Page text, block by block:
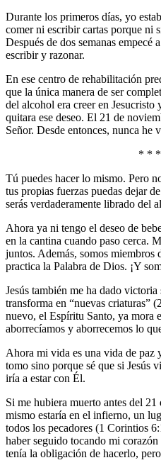
Durante los primeros días, yo
comer ni escribir cartas porque ni
Después de dos semanas empecé
escribir y razonar.
En ese centro de rehabilitación
que la única manera de ser
del alcohol era creer en
quitara ese deseo. El 21 de
Señor. Desde entonces, nunca he
* *
Tú puedes hacer lo mismo. Pero
tus propias fuerzas puedas dejar
serás verdaderamente librado del
Ahora ya ni tengo el deseo de
en la cantina cuando paso cerca.
juntos. Además, somos miembros
practica la Palabra de Dios. ¡Y
Jesús también me ha dado victoria
transforma en “nuevas criaturas”
nuevo, el Espíritu Santo, ya mora
aborrecíamos y aborrecemos lo
Ahora mi vida es una vida de paz
tomo sino porque sé que si Jesús
iría a estar con Él.
Si me hubiera muerto antes del
mismo estaría en el infierno, un
todos los pecadores (1 Corintios
haber seguido tocando mi
tenía la obligación de hacerlo,